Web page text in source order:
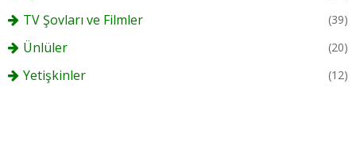
TV Şovları ve Filmler (39)
Ünlüler (20)
Yetişkinler (12)